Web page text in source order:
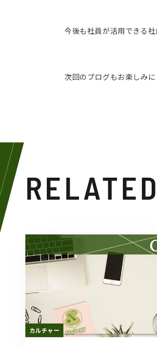
今後も社員が活用できる
次回のブログもお楽しみ
RELATED
カルチャー